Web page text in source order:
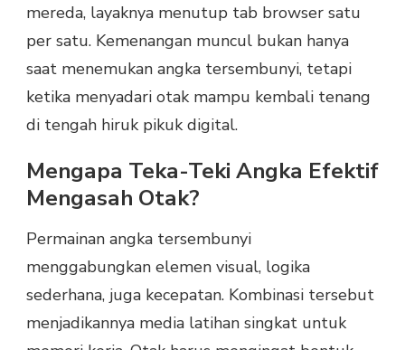
mereda, layaknya menutup tab browser satu
per satu. Kemenangan muncul bukan hanya
saat menemukan angka tersembunyi, tetapi
ketika menyadari otak mampu kembali tenang
di tengah hiruk pikuk digital.
Mengapa Teka-Teki Angka Efektif
Mengasah Otak?
Permainan angka tersembunyi
menggabungkan elemen visual, logika
sederhana, juga kecepatan. Kombinasi tersebut
menjadikannya media latihan singkat untuk